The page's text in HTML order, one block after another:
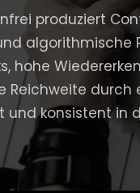
produziert
algorithmische
hohe
Reichweite durch
und konsistent in